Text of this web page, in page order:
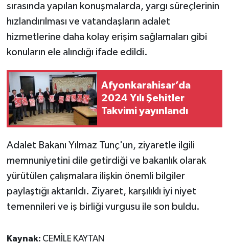
sırasında yapılan konuşmalarda, yargı süreçlerinin
hızlandırılması ve vatandaşların adalet
hizmetlerine daha kolay erişim sağlamaları gibi
konuların ele alındığı ifade edildi.
Afyonkarahisar’da
2024 Yılı Şehitler
Takvimi yayınlandı
Adalet Bakanı Yılmaz Tunç'un, ziyaretle ilgili
memnuniyetini dile getirdiği ve bakanlık olarak
yürütülen çalışmalara ilişkin önemli bilgiler
paylaştığı aktarıldı. Ziyaret, karşılıklı iyi niyet
temennileri ve iş birliği vurgusu ile son buldu.
Kaynak: CEMİLE KAYTAN